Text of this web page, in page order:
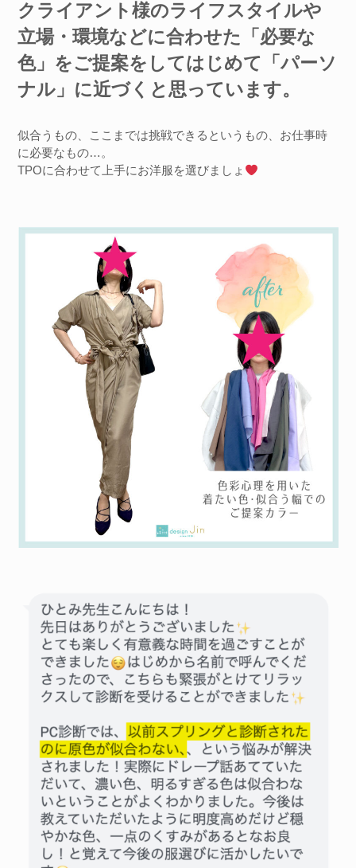
クライアント様のライフスタイルや
立場・環境などに合わせた「必要な
色」をご提案をしてはじめて「パーソ
ナル」に近づくと思っています。
似合うもの、ここまでは挑戦できるというもの、お仕事時
に必要なもの…。
TPOに合わせて上手にお洋服を選びましょ